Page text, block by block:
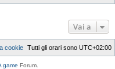
Vai a
Tutti gli orari sono UTC+02:00
cookie
game Forum.